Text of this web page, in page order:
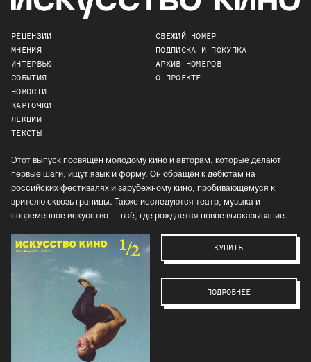
РЕЦЕНЗИИ
МНЕНИЯ
ИНТЕРВЬЮ
СОБЫТИЯ
НОВОСТИ
КАРТОЧКИ
ЛЕКЦИИ
ТЕКСТЫ
СВЕЖИЙ НОМЕР
ПОДПИСКА И ПОКУПКА
АРХИВ НОМЕРОВ
О ПРОЕКТЕ
Этот выпуск посвящён молодому кино и авторам, которые делают
первые шаги, ищут язык и форму. Он обращён к дебютам на
российских фестивалях и зарубежному кино, пробивающемуся к
зрителю сквозь границы. Также исследуются театр, музыка и
современное искусство — всё, где рождается новое высказывание.
КУПИТЬ
ПОДРОБНЕЕ